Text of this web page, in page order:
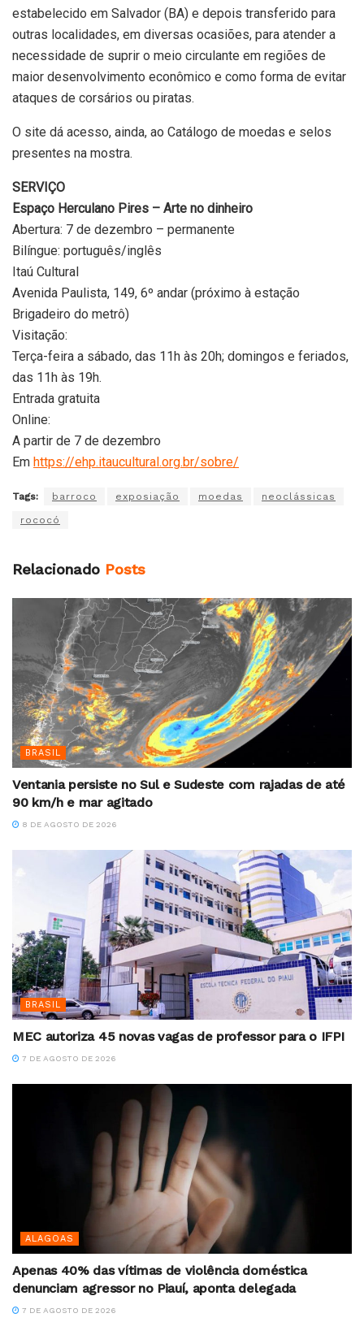
estabelecido em Salvador (BA) e depois transferido para
outras localidades, em diversas ocasiões, para atender a
necessidade de suprir o meio circulante em regiões de
maior desenvolvimento econômico e como forma de evitar
ataques de corsários ou piratas.
O site dá acesso, ainda, ao Catálogo de moedas e selos
presentes na mostra.
SERVIÇO
Espaço Herculano Pires – Arte no dinheiro
Abertura: 7 de dezembro – permanente
Bilíngue: português/inglês
Itaú Cultural
Avenida Paulista, 149, 6º andar (próximo à estação
Brigadeiro do metrô)
Visitação:
Terça-feira a sábado, das 11h às 20h; domingos e feriados,
das 11h às 19h.
Entrada gratuita
Online:
A partir de 7 de dezembro
Em https://ehp.itaucultural.org.br/sobre/
Tags: barroco exposiação moedas neoclássicas
rococó
Relacionado Posts
BRASIL
Ventania persiste no Sul e Sudeste com rajadas de até
90 km/h e mar agitado
8 DE AGOSTO DE 2026
BRASIL
MEC autoriza 45 novas vagas de professor para o IFPI
7 DE AGOSTO DE 2026
ALAGOAS
Apenas 40% das vítimas de violência doméstica
denunciam agressor no Piauí, aponta delegada
7 DE AGOSTO DE 2026